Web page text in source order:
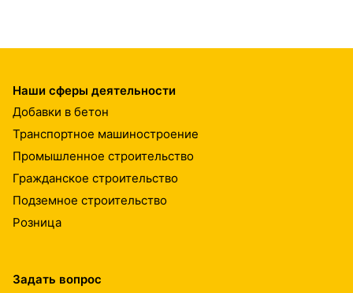
Наши сферы деятельности
Добавки в бетон
Транспортное машиностроение
Промышленное строительство
Гражданское строительство
Подземное строительство
Розница
Задать вопрос